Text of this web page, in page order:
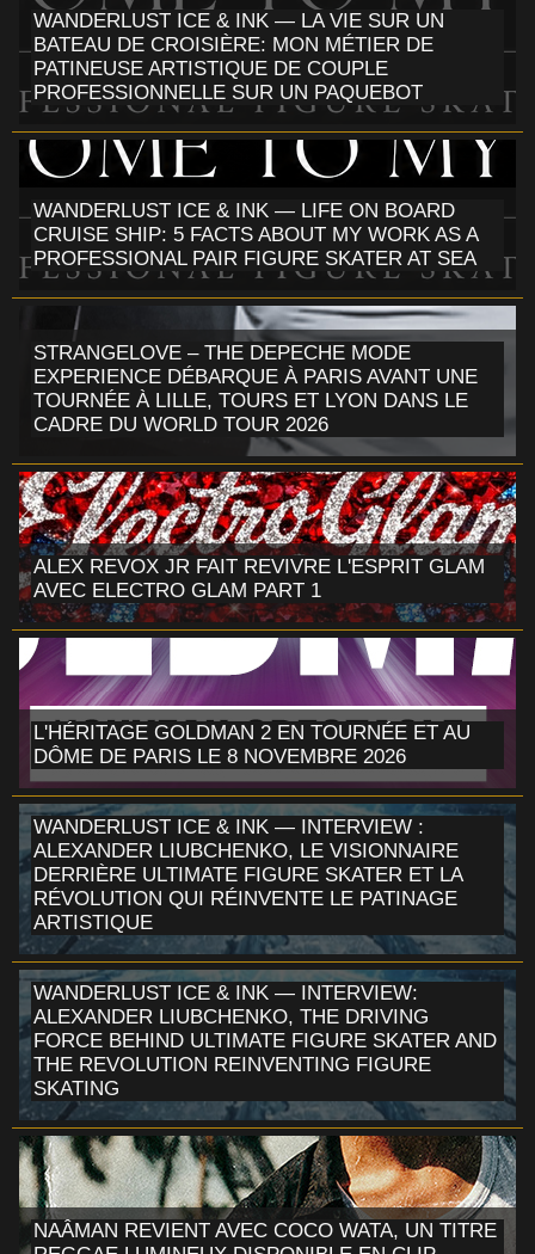
WANDERLUST ICE & INK — LA VIE SUR UN
BATEAU DE CROISIÈRE: MON MÉTIER DE
PATINEUSE ARTISTIQUE DE COUPLE
PROFESSIONNELLE SUR UN PAQUEBOT
WANDERLUST ICE & INK — LIFE ON BOARD
CRUISE SHIP: 5 FACTS ABOUT MY WORK AS A
PROFESSIONAL PAIR FIGURE SKATER AT SEA
STRANGELOVE – THE DEPECHE MODE
EXPERIENCE DÉBARQUE À PARIS AVANT UNE
TOURNÉE À LILLE, TOURS ET LYON DANS LE
CADRE DU WORLD TOUR 2026
ALEX REVOX JR FAIT REVIVRE L'ESPRIT GLAM
AVEC ELECTRO GLAM PART 1
L'HÉRITAGE GOLDMAN 2 EN TOURNÉE ET AU
DÔME DE PARIS LE 8 NOVEMBRE 2026
WANDERLUST ICE & INK — INTERVIEW :
ALEXANDER LIUBCHENKO, LE VISIONNAIRE
DERRIÈRE ULTIMATE FIGURE SKATER ET LA
RÉVOLUTION QUI RÉINVENTE LE PATINAGE
ARTISTIQUE
WANDERLUST ICE & INK — INTERVIEW:
ALEXANDER LIUBCHENKO, THE DRIVING
FORCE BEHIND ULTIMATE FIGURE SKATER AND
THE REVOLUTION REINVENTING FIGURE
SKATING
NAÂMAN REVIENT AVEC COCO WATA, UN TITRE